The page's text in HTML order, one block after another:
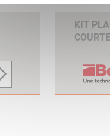
KIT
COURTE